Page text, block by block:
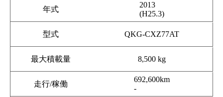
年式
2013
(H25.3)
型式 QKG-CXZ77AT
最大積載量 8,500 kg
走行/稼働
692,600km
-